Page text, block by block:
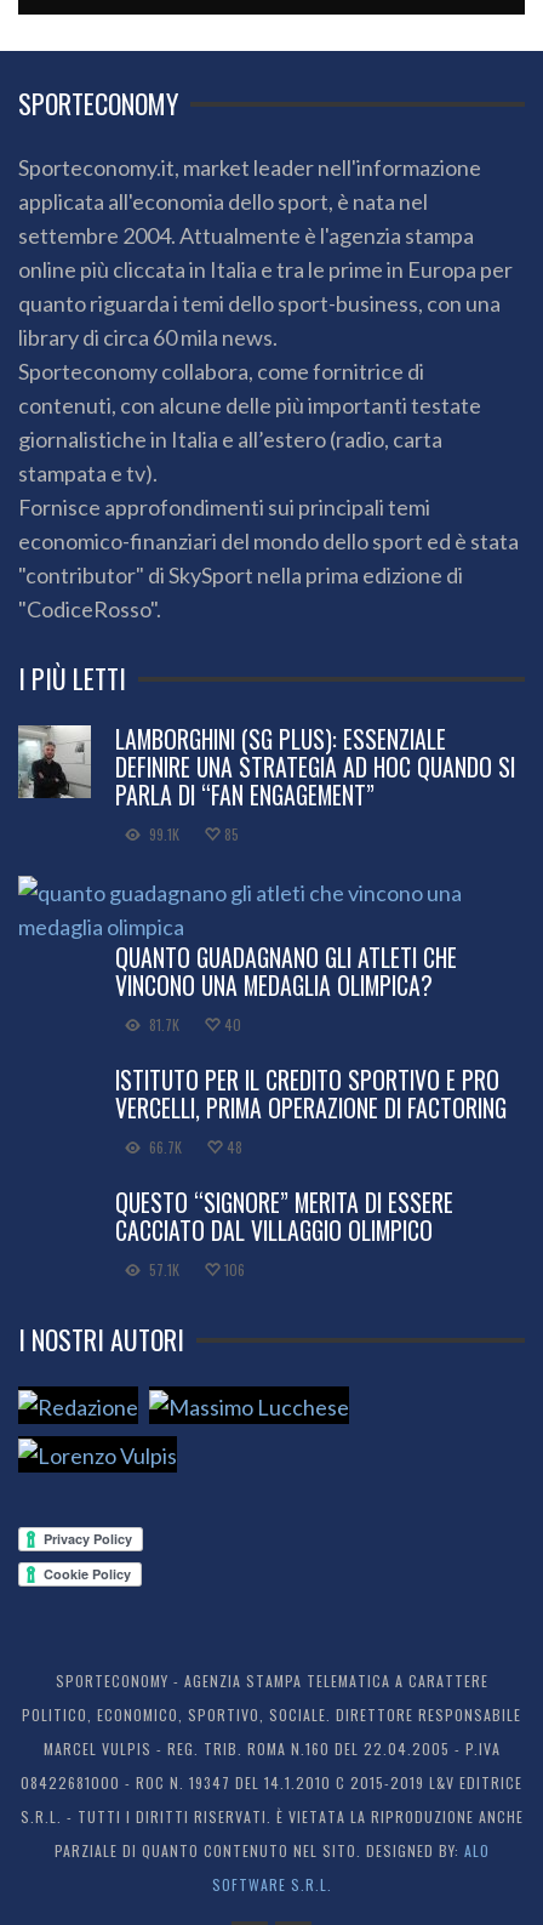
SPORTECONOMY
Sporteconomy.it, market leader nell'informazione
applicata all'economia dello sport, è nata nel
settembre 2004. Attualmente è l'agenzia stampa
online più cliccata in Italia e tra le prime in Europa per
quanto riguarda i temi dello sport-business, con una
library di circa 60 mila news.
Sporteconomy collabora, come fornitrice di
contenuti, con alcune delle più importanti testate
giornalistiche in Italia e all’estero (radio, carta
stampata e tv).
Fornisce approfondimenti sui principali temi
economico-finanziari del mondo dello sport ed è stata
"contributor" di SkySport nella prima edizione di
"CodiceRosso".
I PIÙ LETTI
LAMBORGHINI (SG PLUS): ESSENZIALE
DEFINIRE UNA STRATEGIA AD HOC QUANDO SI
PARLA DI “FAN ENGAGEMENT”
99.1K 85
QUANTO GUADAGNANO GLI ATLETI CHE
VINCONO UNA MEDAGLIA OLIMPICA?
81.7K 40
ISTITUTO PER IL CREDITO SPORTIVO E PRO
VERCELLI, PRIMA OPERAZIONE DI FACTORING
66.7K 48
QUESTO “SIGNORE” MERITA DI ESSERE
CACCIATO DAL VILLAGGIO OLIMPICO
57.1K 106
I NOSTRI AUTORI
SPORTECONOMY - AGENZIA STAMPA TELEMATICA A CARATTERE
POLITICO, ECONOMICO, SPORTIVO, SOCIALE. DIRETTORE RESPONSABILE
MARCEL VULPIS - REG. TRIB. ROMA N.160 DEL 22.04.2005 - P.IVA
08422681000 - ROC N. 19347 DEL 14.1.2010 C 2015-2019 L&V EDITRICE
S.R.L. - TUTTI I DIRITTI RISERVATI. È VIETATA LA RIPRODUZIONE ANCHE
PARZIALE DI QUANTO CONTENUTO NEL SITO. DESIGNED BY: ALO
SOFTWARE S.R.L.